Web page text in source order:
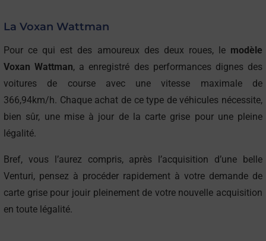
La Voxan Wattman
Pour ce qui est des amoureux des deux roues, le modèle
Voxan Wattman, a enregistré des performances dignes des
voitures de course avec une vitesse maximale de
366,94km/h. Chaque achat de ce type de véhicules nécessite,
bien sûr, une mise à jour de la carte grise pour une pleine
légalité.
Bref, vous l’aurez compris, après l’acquisition d’une belle
Venturi, pensez à procéder rapidement à votre demande de
carte grise pour jouir pleinement de votre nouvelle acquisition
en toute légalité.